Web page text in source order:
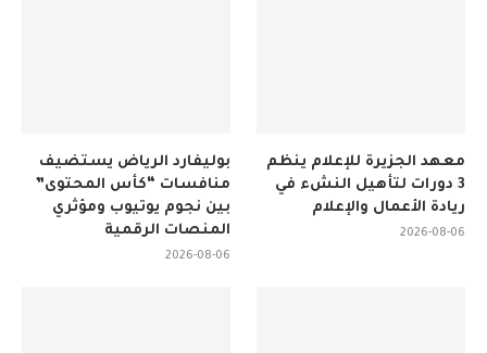
بوليفارد الرياض يستضيف
منافسات “كأس المحتوى”
بين نجوم يوتيوب ومؤثري
المنصات الرقمية
2026-08-06
معهد الجزيرة للإعلام ينظم
3 دورات لتأهيل النشء في
ريادة الأعمال والإعلام
2026-08-06